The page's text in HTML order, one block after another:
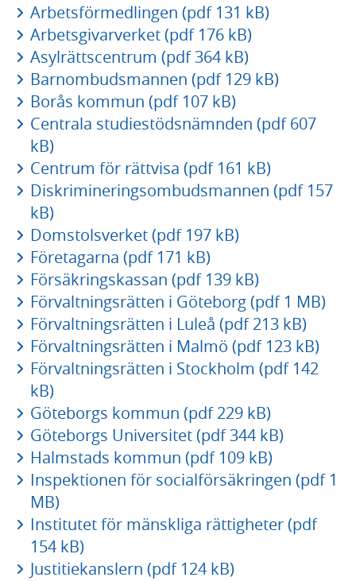
Arbetsförmedlingen (pdf 131 kB)
Arbetsgivarverket (pdf 176 kB)
Asylrättscentrum (pdf 364 kB)
Barnombudsmannen (pdf 129 kB)
Borås kommun (pdf 107 kB)
Centrala studiestödsnämnden (pdf 607
kB)
Centrum för rättvisa (pdf 161 kB)
Diskrimineringsombudsmannen (pdf 157
kB)
Domstolsverket (pdf 197 kB)
Företagarna (pdf 171 kB)
Försäkringskassan (pdf 139 kB)
Förvaltningsrätten i Göteborg (pdf 1 MB)
Förvaltningsrätten i Luleå (pdf 213 kB)
Förvaltningsrätten i Malmö (pdf 123 kB)
Förvaltningsrätten i Stockholm (pdf 142
kB)
Göteborgs kommun (pdf 229 kB)
Göteborgs Universitet (pdf 344 kB)
Halmstads kommun (pdf 109 kB)
Inspektionen för socialförsäkringen (pdf 1
MB)
Institutet för mänskliga rättigheter (pdf
154 kB)
Justitiekanslern (pdf 124 kB)